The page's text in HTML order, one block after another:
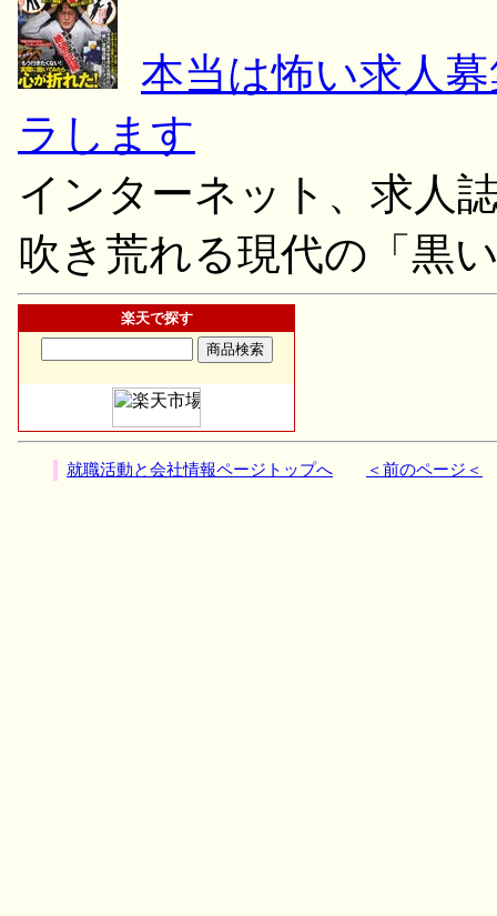
本当は怖い求人
ラします
インターネット、求人
吹き荒れる現代の「黒
楽天で探す
就職活動と会社情報ページトップへ ＜前のページ＜